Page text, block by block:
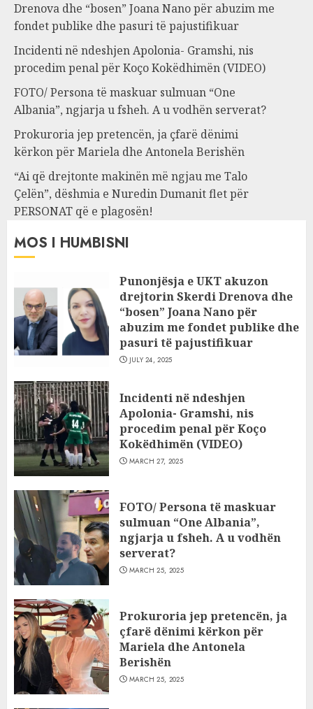
Drenova dhe “bosen” Joana Nano për abuzim me
fondet publike dhe pasuri të pajustifikuar
Incidenti në ndeshjen Apolonia- Gramshi, nis
procedim penal për Koço Kokëdhimën (VIDEO)
FOTO/ Persona të maskuar sulmuan “One
Albania”, ngjarja u fsheh. A u vodhën serverat?
Prokuroria jep pretencën, ja çfarë dënimi
kërkon për Mariela dhe Antonela Berishën
“Ai që drejtonte makinën më ngjau me Talo
Çelën”, dëshmia e Nuredin Dumanit flet për
PERSONAT që e plagosën!
MOS I HUMBISNI
Punonjësja e UKT akuzon
drejtorin Skerdi Drenova dhe
“bosen” Joana Nano për
abuzim me fondet publike dhe
pasuri të pajustifikuar
JULY 24, 2025
Incidenti në ndeshjen
Apolonia- Gramshi, nis
procedim penal për Koço
Kokëdhimën (VIDEO)
MARCH 27, 2025
FOTO/ Persona të maskuar
sulmuan “One Albania”,
ngjarja u fsheh. A u vodhën
serverat?
MARCH 25, 2025
Prokuroria jep pretencën, ja
çfarë dënimi kërkon për
Mariela dhe Antonela
Berishën
MARCH 25, 2025